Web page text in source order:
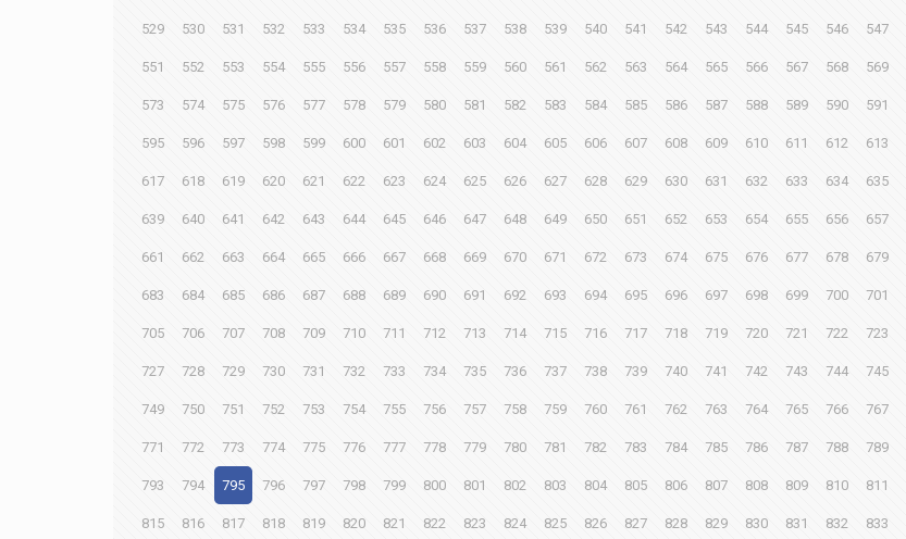
529 530 531 532 533 534 535 536 537 538 539 540 541 542 543 544 545 546 547
551 552 553 554 555 556 557 558 559 560 561 562 563 564 565 566 567 568 569
573 574 575 576 577 578 579 580 581 582 583 584 585 586 587 588 589 590 591
595 596 597 598 599 600 601 602 603 604 605 606 607 608 609 610 611 612 613
617 618 619 620 621 622 623 624 625 626 627 628 629 630 631 632 633 634 635
639 640 641 642 643 644 645 646 647 648 649 650 651 652 653 654 655 656 657
661 662 663 664 665 666 667 668 669 670 671 672 673 674 675 676 677 678 679
683 684 685 686 687 688 689 690 691 692 693 694 695 696 697 698 699 700 701
705 706 707 708 709 710 711 712 713 714 715 716 717 718 719 720 721 722 723
727 728 729 730 731 732 733 734 735 736 737 738 739 740 741 742 743 744 745
749 750 751 752 753 754 755 756 757 758 759 760 761 762 763 764 765 766 767
771 772 773 774 775 776 777 778 779 780 781 782 783 784 785 786 787 788 789
793 794 795 796 797 798 799 800 801 802 803 804 805 806 807 808 809 810 811
815 816 817 818 819 820 821 822 823 824 825 826 827 828 829 830 831 832 833